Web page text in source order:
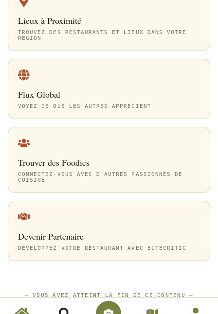
Lieux à Proximité
TROUVEZ DES RESTAURANTS ET LIEUX DANS VOTRE
RÉGION
Flux Global
VOYEZ CE QUE LES AUTRES APPRÉCIENT
Trouver des Foodies
CONNECTEZ-VOUS AVEC D'AUTRES PASSIONNÉS DE
CUISINE
Devenir Partenaire
DÉVELOPPEZ VOTRE RESTAURANT AVEC BITECRITIC
—VOUS AVEZ ATTEINT LA FIN DE CE CONTENU —